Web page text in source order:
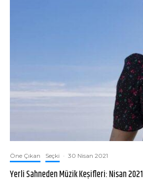
Öne Çıkan Seçki · 30 Nisan 2021
Yerli Sahneden Müzik Keşifleri: Nisan 2021